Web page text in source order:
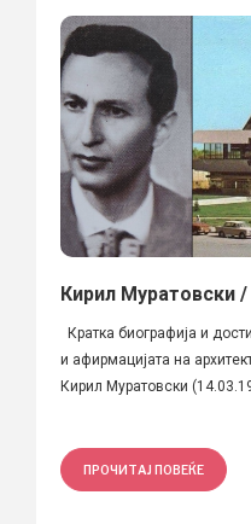
Кирил Муратовски
Кратка биографија и
и афирмацијата на
Кирил Муратовски
ПРОЧИТАЈ ПОВЕЌЕ